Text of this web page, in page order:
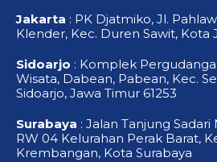
Jakarta : PK Djatmiko, Jl.
Klender, Kec. Duren Sawit, Kota
Sidoarjo : Komplek
Wisata, Dabean, Pabean, Kec.
Sidoarjo, Jawa Timur 61253
Surabaya : Jalan Tanjung Sadari
RW 04 Kelurahan Perak Barat,
Krembangan, Kota Surabaya